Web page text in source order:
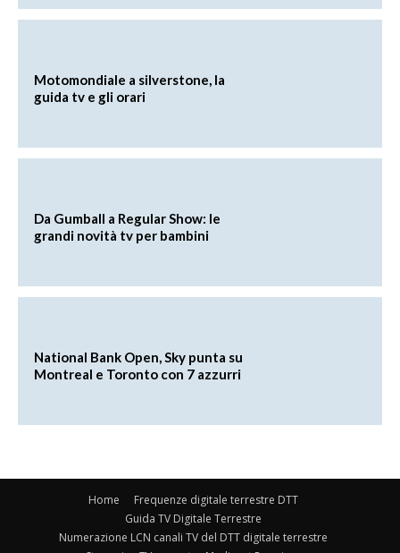
Motomondiale a silverstone, la
guida tv e gli orari
Da Gumball a Regular Show: le
grandi novità tv per bambini
National Bank Open, Sky punta su
Montreal e Toronto con 7 azzurri
Home
Frequenze digitale terrestre DTT
Guida TV Digitale Terrestre
Numerazione LCN canali TV del DTT digitale terrestre